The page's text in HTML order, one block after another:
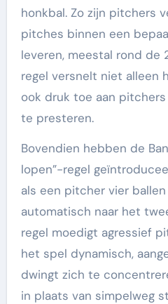
honkbal. Zo zijn pitchers
pitches binnen een
leveren, meestal rond de
regel versnelt niet alleen
ook druk toe aan
te presteren.
Bovendien hebben de
lopen”-regel
als een pitcher vier
automatisch naar het
regel moedigt agressief
het spel dynamisch,
dwingt zich te
in plaats van simpelweg